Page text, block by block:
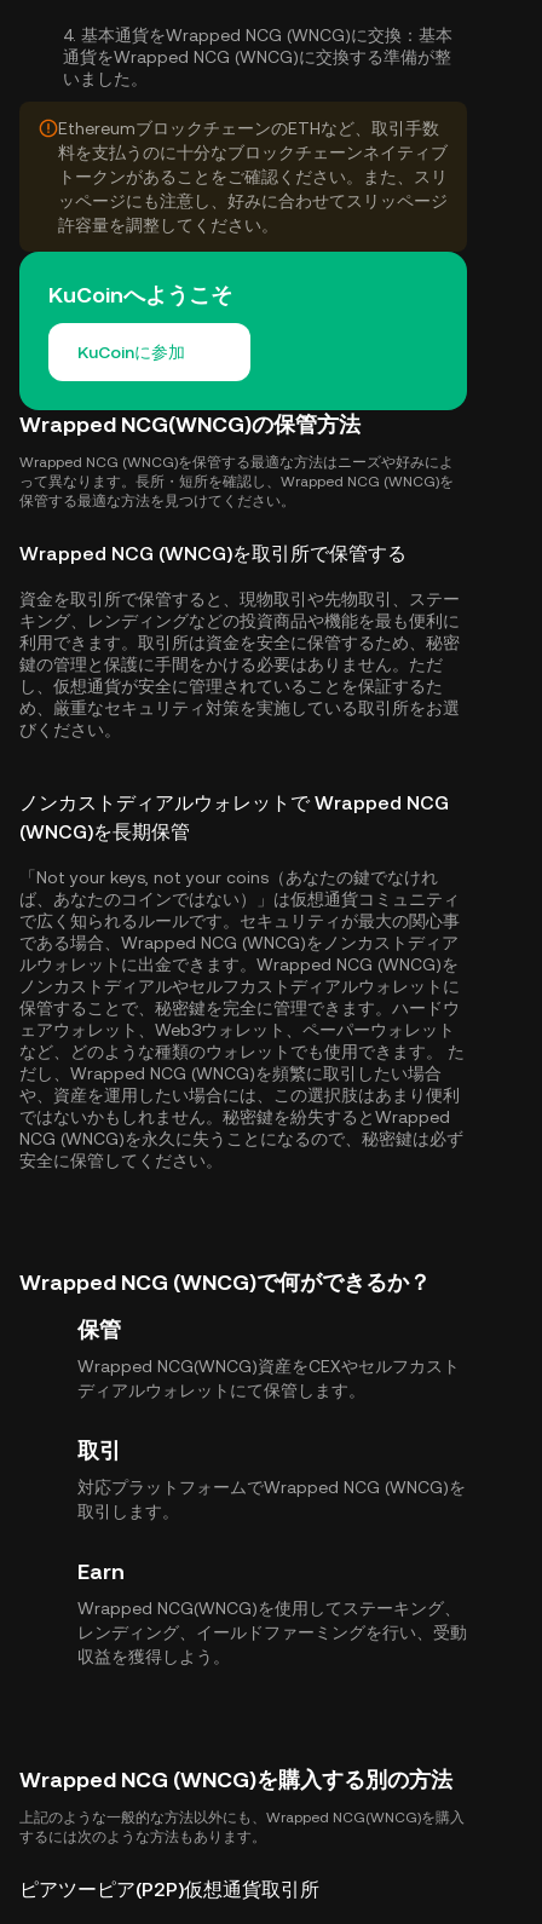
4. 基本通貨をWrapped NCG (WNCG)に交換： 基本
通貨をWrapped NCG (WNCG)に交換する準備が整
いました。
EthereumブロックチェーンのETHなど、取引手数
料を支払うのに十分なブロックチェーンネイティブ
トークンがあることをご確認ください。また、スリ
ッページにも注意し、好みに合わせてスリッページ
許容量を調整してください。
KuCoinへようこそ
KuCoinに参加
Wrapped NCG(WNCG)の保管方法
Wrapped NCG (WNCG)を保管する最適な方法はニーズや好みによ
って異なります。長所・短所を確認し、Wrapped NCG (WNCG)を
保管する最適な方法を見つけてください。
Wrapped NCG (WNCG)を取引所で保管する
資金を取引所で保管すると、現物取引や先物取引、ステー
キング、レンディングなどの投資商品や機能を最も便利に
利用できます。取引所は資金を安全に保管するため、秘密
鍵の管理と保護に手間をかける必要はありません。ただ
し、仮想通貨が安全に管理されていることを保証するた
め、厳重なセキュリティ対策を実施している取引所をお選
びください。
ノンカストディアルウォレットで Wrapped NCG
(WNCG)を長期保管
「Not your keys, not your coins（あなたの鍵でなけれ
ば、あなたのコインではない）」は仮想通貨コミュニティ
で広く知られるルールです。セキュリティが最大の関心事
である場合、Wrapped NCG (WNCG)をノンカストディア
ルウォレットに出金できます。Wrapped NCG (WNCG)を
ノンカストディアルやセルフカストディアルウォレットに
保管することで、秘密鍵を完全に管理できます。ハードウ
ェアウォレット、Web3ウォレット、ペーパーウォレット
など、どのような種類のウォレットでも使用できます。 た
だし、Wrapped NCG (WNCG)を頻繁に取引したい場合
や、資産を運用したい場合には、この選択肢はあまり便利
ではないかもしれません。秘密鍵を紛失するとWrapped
NCG (WNCG)を永久に失うことになるので、秘密鍵は必ず
安全に保管してください。
Wrapped NCG (WNCG)で何ができるか？
保管
Wrapped NCG(WNCG)資産をCEXやセルフカスト
ディアルウォレットにて保管します。
取引
対応プラットフォームでWrapped NCG (WNCG)を
取引します。
Earn
Wrapped NCG(WNCG)を使用してステーキング、
レンディング、イールドファーミングを行い、受動
収益を獲得しよう。
Wrapped NCG (WNCG)を購入する別の方法
上記のような一般的な方法以外にも、Wrapped NCG(WNCG)を購入
するには次のような方法もあります。
ピアツーピア(P2P)仮想通貨取引所